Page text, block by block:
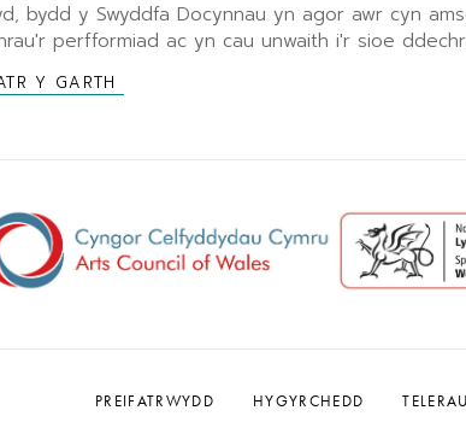
bydd y Swyddfa Docynnau yn agor awr cyn
perfformiad ac yn cau unwaith i'r sioe
Y GARTH
PREIFATRWYDD HYGYRCHEDD